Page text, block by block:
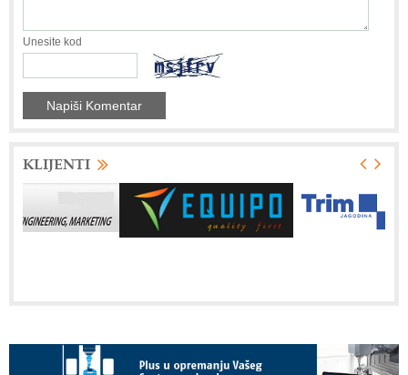
Unesite kod
KLIJENTI